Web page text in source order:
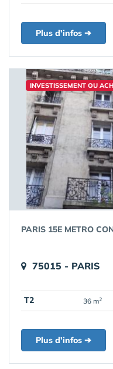
Plus d'infos ➔
INVESTISSEMENT OU
PARIS 15E METRO
75015 - PARIS
T2 36 m2
Plus d'infos ➔